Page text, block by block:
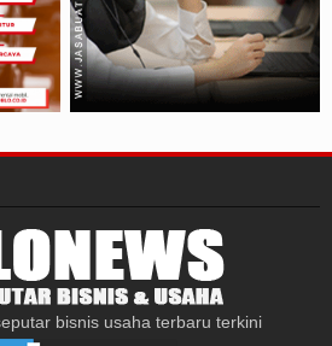
bisnis usaha terbaru terkini